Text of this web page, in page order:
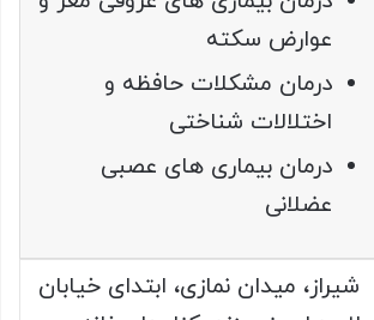
عوارض سکته
درمان مشکلات حافظه و
اختلالات شناختی
درمان بیماری های عصبی
عضلانی
شیراز، میدان نمازی، ابتدای خیابان